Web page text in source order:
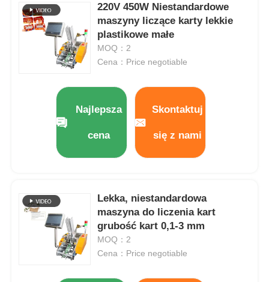
Produkty
Wycieczka po fabryce
Skontaktuj się z nami
Aktualności
220V 450W Niestandardowe
maszyny liczące karty lekkie
plastikowe małe
MOQ：2
Cena：Price negotiable
Najlepsza
cena
Skontaktuj
się z nami
Lekka, niestandardowa
maszyna do liczenia kart
grubość kart 0,1-3 mm
MOQ：2
Cena：Price negotiable